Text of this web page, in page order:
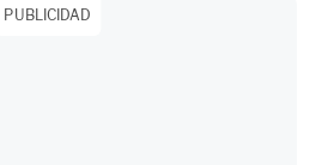
PUBLICIDAD